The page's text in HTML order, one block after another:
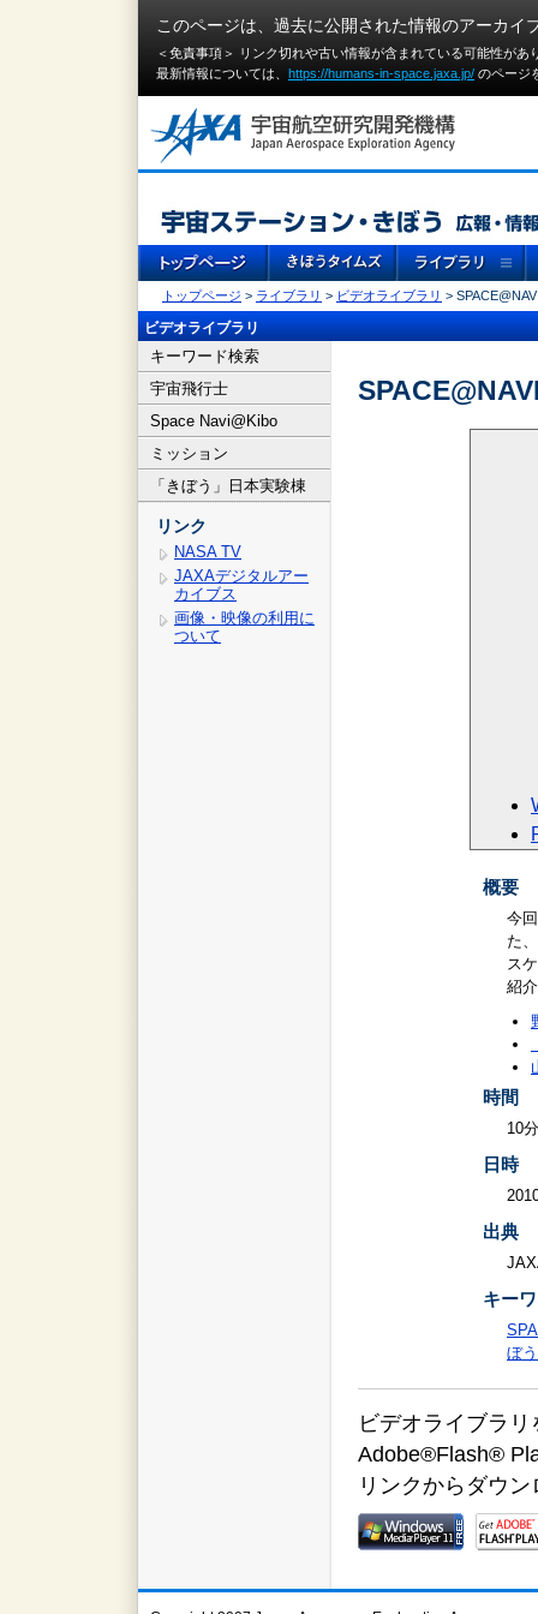
このページは、過去に公開された情報のアーカイ
＜免責事項＞ リンク切れや古い情報が含まれている可能性が
最新情報については、 https://humans-in-space.jaxa.jp/ のページ
トップページ > ライブラリ > ビデオライブラリ >
ビデオライブラリ
キーワード検索
宇宙飛行士
Space Navi@Kibo
ミッション
「きぼう」日本実験棟
リンク
NASA TV
JAXAデジタルアー
カイブス
画像・映像の利用に
ついて
概要
今
た
ス
紹
時間
10
日時
出典
キー
ぼ
ビデオライブラ
Adobe®Flash®
リンクからダウ